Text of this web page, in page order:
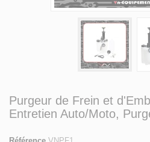
Purgeur de Frein et
Entretien Auto/Moto,